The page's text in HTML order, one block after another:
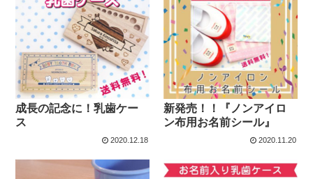
成長の記念に！乳歯ケー
ス
2020.12.18
新発売！！『ノンアイロ
ン布用お名前シール』
2020.11.20